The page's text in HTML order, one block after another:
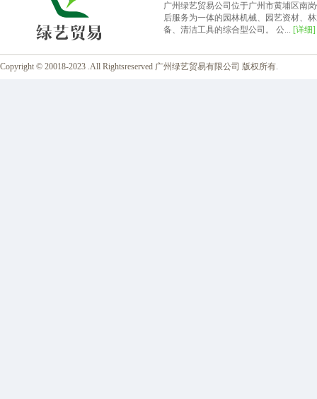
广州绿艺贸易公司位于广州市黄埔区南
后服务为一体的园林机械、园艺资材、
备、清洁工具的综合型公司。 公... [详细]
Copyright © 20018-2023 .All Rightsreserved 广州绿艺贸易有限公司 版权所有.